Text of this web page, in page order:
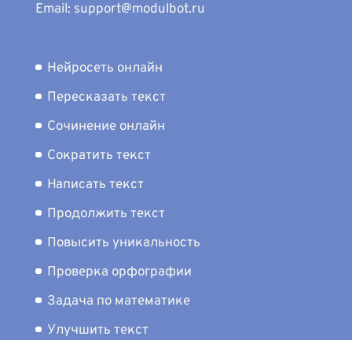
Email: support@modulbot.ru
Нейросеть онлайн
Пересказать текст
Сочинение онлайн
Сократить текст
Написать текст
Продолжить текст
Повысить уникальность
Проверка орфографии
Задача по математике
Улучшить текст